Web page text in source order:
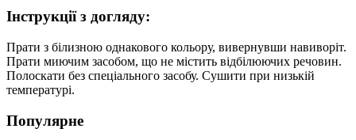
Інструкції з догляду:
Прати з білизною однакового кольору, вивернувши навиворіт.
Прати миючим засобом, що не містить відбілюючих речовин.
Полоскати без спеціального засобу. Сушити при низькій
температурі.
Популярне